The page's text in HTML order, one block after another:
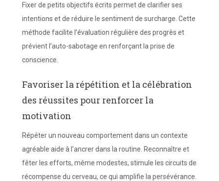
Fixer de petits objectifs écrits permet de clarifier ses
intentions et de réduire le sentiment de surcharge. Cette
méthode facilite l’évaluation régulière des progrès et
prévient l’auto-sabotage en renforçant la prise de
conscience.
Favoriser la répétition et la célébration
des réussites pour renforcer la
motivation
Répéter un nouveau comportement dans un contexte
agréable aide à l’ancrer dans la routine. Reconnaître et
fêter les efforts, même modestes, stimule les circuits de
récompense du cerveau, ce qui amplifie la persévérance.